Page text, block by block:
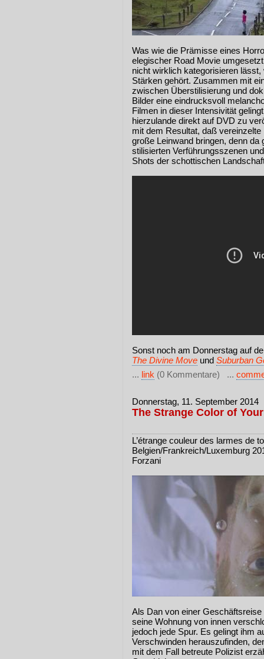
Was wie die Prämisse eines
elegischer Road Movie
nicht wirklich kategorisieren
Stärken gehört. Zusammen mit
zwischen Überstilisierung und
Bilder eine eindrucksvoll
Filmen in dieser Intensivität
hierzulande direkt auf DVD zu
mit dem Resultat, daß
große Leinwand bringen, denn da
stilisierten Verführungsszenen
Shots der schottischen
Sonst noch am Donnerstag auf
The Divine Move und Suburban
... link (0 Kommentare) ...
Donnerstag, 11. September 2014
The Strange Color of
L’étrange couleur des larmes de
Belgien/Frankreich/Luxemburg
Forzani
Als Dan von einer
seine Wohnung von innen
jedoch jede Spur. Es gelingt ihm
Verschwinden herauszufinden,
mit dem Fall betreute Polizist